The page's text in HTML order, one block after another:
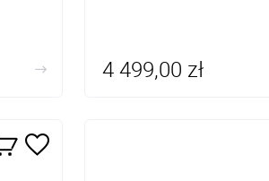
4 499,00 zł